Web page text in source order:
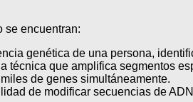
se encuentran:
genética de una persona,
técnica que amplifica segmentos
de genes simultáneamente.
de modificar secuencias de